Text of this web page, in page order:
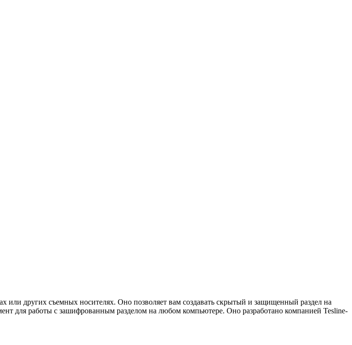
других съемных носителях. Оно позволяет вам создавать скрытый и защищенный раздел на
для работы с зашифрованным разделом на любом компьютере. Оно разработано компанией Tesline-